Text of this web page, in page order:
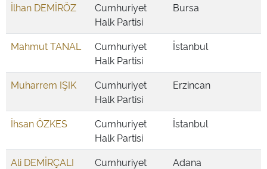
İlhan DEMİRÖZ
Cumhuriyet
Halk Partisi
Bursa
Mahmut TANAL
Cumhuriyet
Halk Partisi
İstanbul
Muharrem IŞIK
Cumhuriyet
Halk Partisi
Erzincan
İhsan ÖZKES
Cumhuriyet
Halk Partisi
İstanbul
Ali DEMİRÇALI
Cumhuriyet
Adana